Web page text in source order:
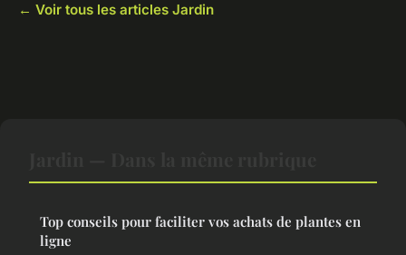
← Voir tous les articles Jardin
Top conseils pour faciliter vos achats de plantes en
ligne